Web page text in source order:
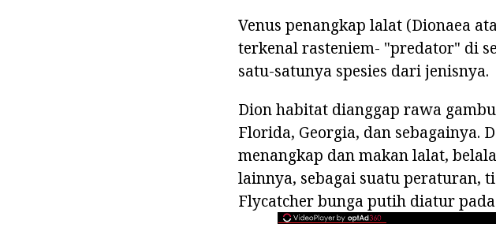
Venus penangkap lalat (Dionaea
terkenal rasteniem- "predator" di
satu-satunya spesies dari jenisnya.
Dion habitat dianggap rawa
Florida, Georgia, dan sebagainya.
menangkap dan makan lalat,
lainnya, sebagai suatu peraturan,
Flycatcher bunga putih diatur